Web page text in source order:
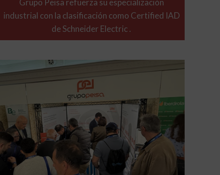
Grupo Peisa refuerza su especialización
industrial con la clasificación como Certified IAD
de Schneider Electric .